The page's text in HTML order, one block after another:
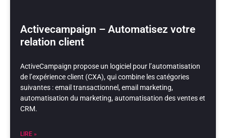
Activecampaign – Automatisez votre
relation client
ActiveCampaign propose un logiciel pour l’automatisation
de l’expérience client (CXA), qui combine les catégories
suivantes : email transactionnel, email marketing,
automatisation du marketing, automatisation des ventes et
CRM.
LIRE »